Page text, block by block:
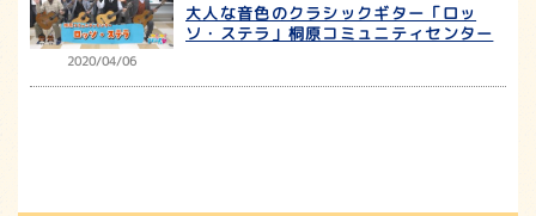
2020/04/06
大人な音色のクラシックギター「ロッ
ソ・ステラ」桐原コミュニティセンター